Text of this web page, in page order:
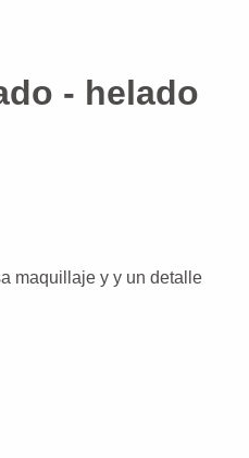
- helado
maquillaje y y un detalle